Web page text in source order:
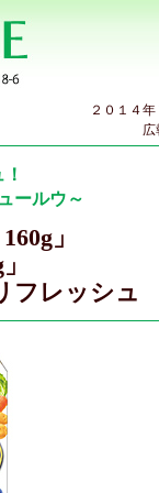
２０１４
広
ールウ～
」
フレッシュ